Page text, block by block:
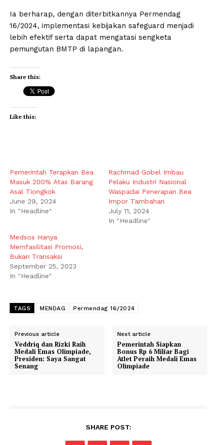
Ia berharap, dengan diterbitkannya Permendag
16/2024, implementasi kebijakan safeguard menjadi
lebih efektif serta dapat mengatasi sengketa
pemungutan BMTP di lapangan.
Share this:
Like this:
Pemerintah Terapkan Bea
Masuk 200% Atas Barang
Asal Tiongkok
June 29, 2024
In "Headline"
Rachmad Gobel Imbau
Pelaku Industri Nasional
Waspadai Penerapan Bea
Impor Tambahan
July 11, 2024
In "Headline"
Medsos Hanya
Memfasilitasi Promosi,
Bukan Transaksi
September 25, 2023
In "Headline"
TAGS MENDAG Permendag 16/2024
Previous article
Veddriq dan Rizki Raih
Medali Emas Olimpiade,
Presiden: Saya Sangat
Senang
Next article
Pemerintah Siapkan
Bonus Rp 6 Miliar Bagi
Atlet Peraih Medali Emas
Olimpiade
SHARE POST: